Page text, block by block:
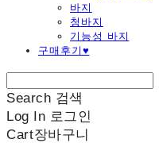
바지
청바지
기능성 바지
구매후기♥
Search 검색
Log In 로그인
Cart장바구니